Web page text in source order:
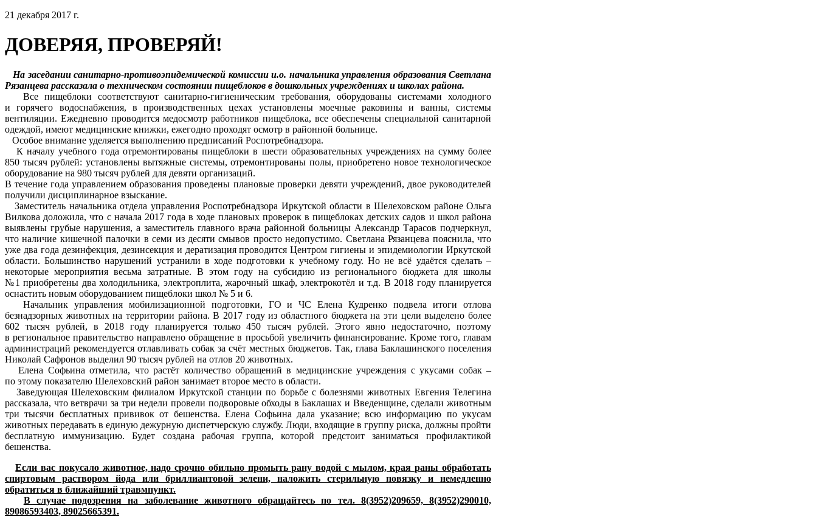
21 декабря 2017 г.
ДОВЕРЯЯ, ПРОВЕРЯЙ!
На заседании санитарно-противоэпидемической комиссии и.о. начальника управления образования Светлана
Рязанцева рассказала о техническом состоянии пищеблоков в дошкольных учреждениях и школах района.
Все пищеблоки соответствуют санитарно-гигиеническим требования, оборудованы системами холодного
и горячего водоснабжения, в производственных цехах установлены моечные раковины и ванны, системы
вентиляции. Ежедневно проводится медосмотр работников пищеблока, все обеспечены специальной санитарной
одеждой, имеют медицинские книжки, ежегодно проходят осмотр в районной больнице.
Особое внимание уделяется выполнению предписаний Роспотребнадзора.
К началу учебного года отремонтированы пищеблоки в шести образовательных учреждениях на сумму более
850 тысяч рублей: установлены вытяжные системы, отремонтированы полы, приобретено новое технологическое
оборудование на 980 тысяч рублей для девяти организаций.
В течение года управлением образования проведены плановые проверки девяти учреждений, двое руководителей
получили дисциплинарное взыскание.
Заместитель начальника отдела управления Роспотребнадзора Иркутской области в Шелеховском районе Ольга
Вилкова доложила, что с начала 2017 года в ходе плановых проверок в пищеблоках детских садов и школ района
выявлены грубые нарушения, а заместитель главного врача районной больницы Александр Тарасов подчеркнул,
что наличие кишечной палочки в семи из десяти смывов просто недопустимо. Светлана Рязанцева пояснила, что
уже два года дезинфекция, дезинсекция и дератизация проводится Центром гигиены и эпидемиологии Иркутской
области. Большинство нарушений устранили в ходе подготовки к учебному году. Но не всё удаётся сделать –
некоторые мероприятия весьма затратные. В этом году на субсидию из регионального бюджета для школы
№1 приобретены два холодильника, электроплита, жарочный шкаф, электрокотёл и т.д. В 2018 году планируется
оснастить новым оборудованием пищеблоки школ № 5 и 6.
Начальник управления мобилизационной подготовки, ГО и ЧС Елена Кудренко подвела итоги отлова
безнадзорных животных на территории района. В 2017 году из областного бюджета на эти цели выделено более
602 тысяч рублей, в 2018 году планируется только 450 тысяч рублей. Этого явно недостаточно, поэтому
в региональное правительство направлено обращение в просьбой увеличить финансирование. Кроме того, главам
администраций рекомендуется отлавливать собак за счёт местных бюджетов. Так, глава Баклашинского поселения
Николай Сафронов выделил 90 тысяч рублей на отлов 20 животных.
Елена Софьина отметила, что растёт количество обращений в медицинские учреждения с укусами собак –
по этому показателю Шелеховский район занимает второе место в области.
Заведующая Шелеховским филиалом Иркутской станции по борьбе с болезнями животных Евгения Телегина
рассказала, что ветврачи за три недели провели подворовые обходы в Баклашах и Введенщине, сделали животным
три тысячи бесплатных прививок от бешенства. Елена Софьина дала указание; всю информацию по укусам
животных передавать в единую дежурную диспетчерскую службу. Люди, входящие в группу риска, должны пройти
бесплатную иммунизацию. Будет создана рабочая группа, которой предстоит заниматься профилактикой
бешенства.
Если вас покусало животное, надо срочно обильно промыть рану водой с мылом, края раны обработать
спиртовым раствором йода или бриллиантовой зелени, наложить стерильную повязку и немедленно
обратиться в ближайший травмпункт.
В случае подозрения на заболевание животного обращайтесь по тел. 8(3952)209659, 8(3952)290010,
89086593403, 89025665391.